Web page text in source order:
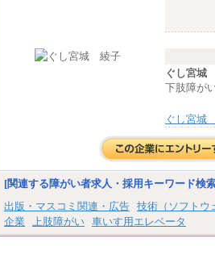
ぐし宮城
下肢障が
ぐし宮城
[関連する障がい者求人・採用キーワード検
出版・マスコミ関連・広告 技術（ソフトウ
企業
上肢障がい 車いす用エレベータ